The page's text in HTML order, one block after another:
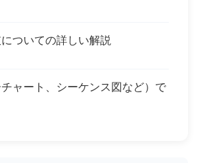
ついての詳しい解説
ャート、シーケンス図など）で